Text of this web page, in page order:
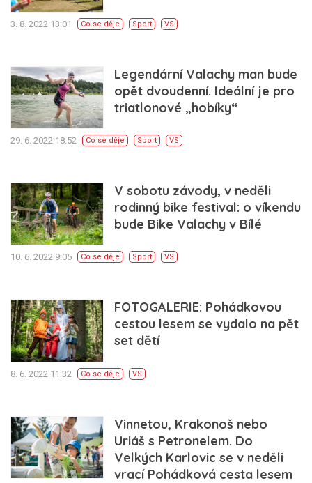
3. 8. 2022 13:01 Co se děje Sport VS
Legendární Valachy man bude
opět dvoudenní. Ideální je pro
triatlonové „hobíky“
29. 6. 2022 18:52 Co se děje Sport VS
V sobotu závody, v neděli
rodinný bike festival: o víkendu
bude Bike Valachy v Bílé
10. 6. 2022 9:05 Co se děje Sport VS
FOTOGALERIE: Pohádkovou
cestou lesem se vydalo na pět
set dětí
8. 6. 2022 11:32 Co se děje VS
Vinnetou, Krakonoš nebo
Uriáš s Petronelem. Do
Velkých Karlovic se v neděli
vrací Pohádková cesta lesem